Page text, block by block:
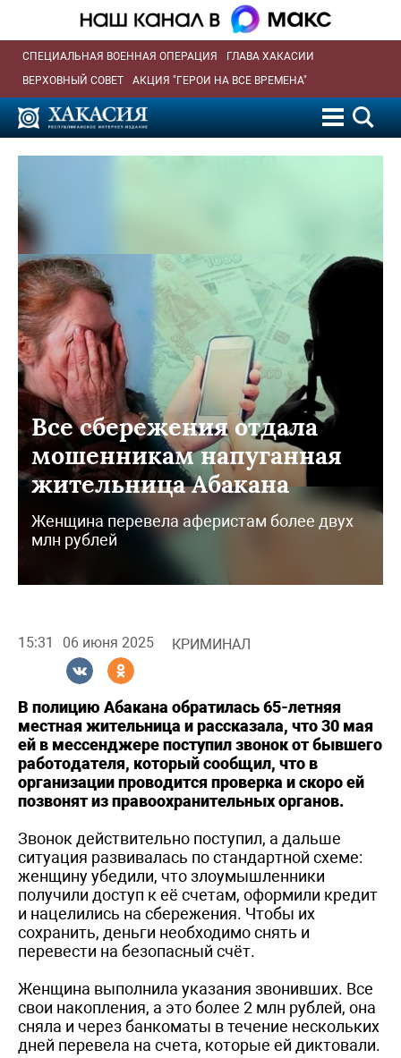
СПЕЦИАЛЬНАЯ ВОЕННАЯ ОПЕРАЦИЯ
ГЛАВА ХАКАСИИ
ВЕРХОВНЫЙ СОВЕТ
АКЦИЯ "ГЕРОИ НА ВСЕ ВРЕМЕНА"
Все сбережения отдала
мошенникам напуганная
жительница Абакана
Женщина перевела аферистам более двух
млн рублей
15:31 06 июня 2025 КРИМИНАЛ
В полицию Абакана обратилась 65-летняя
местная жительница и рассказала, что 30 мая
ей в мессенджере поступил звонок от бывшего
работодателя, который сообщил, что в
организации проводится проверка и скоро ей
позвонят из правоохранительных органов.
Звонок действительно поступил, а дальше
ситуация развивалась по стандартной схеме:
женщину убедили, что злоумышленники
получили доступ к её счетам, оформили кредит
и нацелились на сбережения. Чтобы их
сохранить, деньги необходимо снять и
перевести на безопасный счёт.
Женщина выполнила указания звонивших. Все
свои накопления, а это более 2 млн рублей, она
сняла и через банкоматы в течение нескольких
дней перевела на счета, которые ей диктовали.